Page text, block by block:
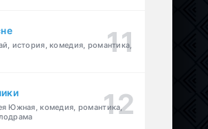
история, комедия, романтика,
Южная, комедия, романтика,